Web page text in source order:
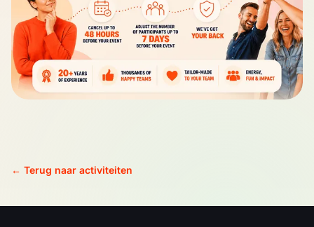
← Terug naar activiteiten